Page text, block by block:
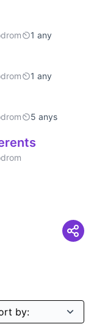
1 any
1 any
5 anys